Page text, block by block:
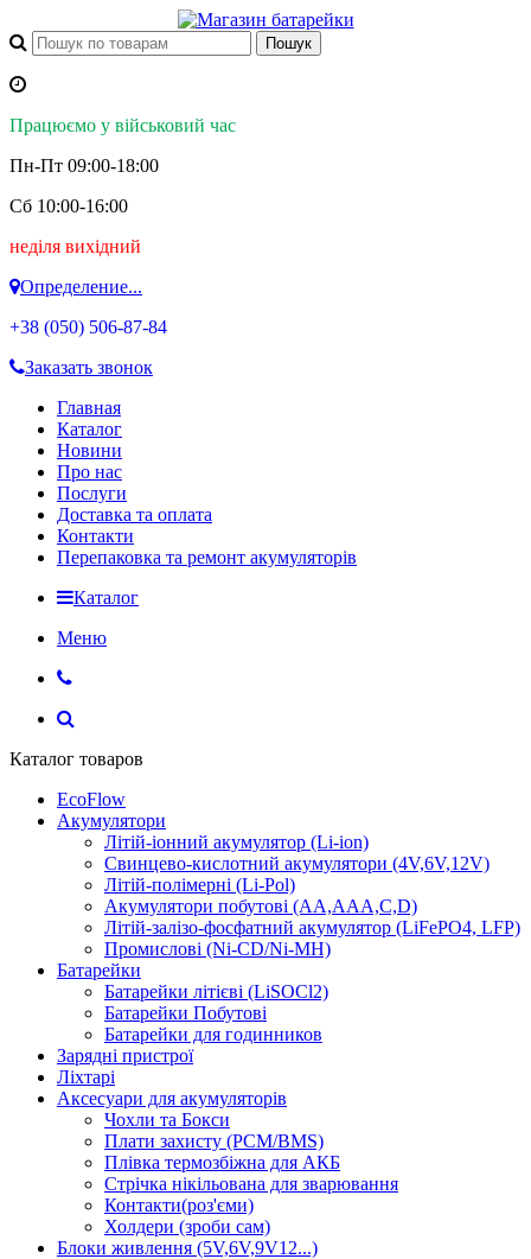
Працюємо у військовий час
Пн-Пт 09:00-18:00
Сб 10:00-16:00
неділя вихідний
Определение...
+38 (050) 506-87-84
Заказать звонок
Главная
Каталог
Новини
Про нас
Послуги
Доставка та оплата
Контакти
Перепаковка та ремонт акумуляторів
Каталог
Меню
Каталог товаров
EcoFlow
Акумулятори
Літій-іонний акумулятор (Li-ion)
Свинцево-кислотний акумулятори (4V,6V,12V)
Літій-полімерні (Li-Pol)
Акумулятори побутові (AA,AAA,C,D)
Літій-залізо-фосфатний акумулятор (LiFePO4, LFP)
Промислові (Ni-CD/Ni-MH)
Батарейки
Батарейки літієві (LiSOCl2)
Батарейки Побутові
Батарейки для годинников
Зарядні пристрої
Ліхтарі
Аксесуари для акумуляторів
Чохли та Бокси
Плати захисту (PCM/BMS)
Плівка термозбіжна для АКБ
Стрічка нікільована для зварювання
Контакти(роз'єми)
Холдери (зроби сам)
Блоки живлення (5V,6V,9V12...)